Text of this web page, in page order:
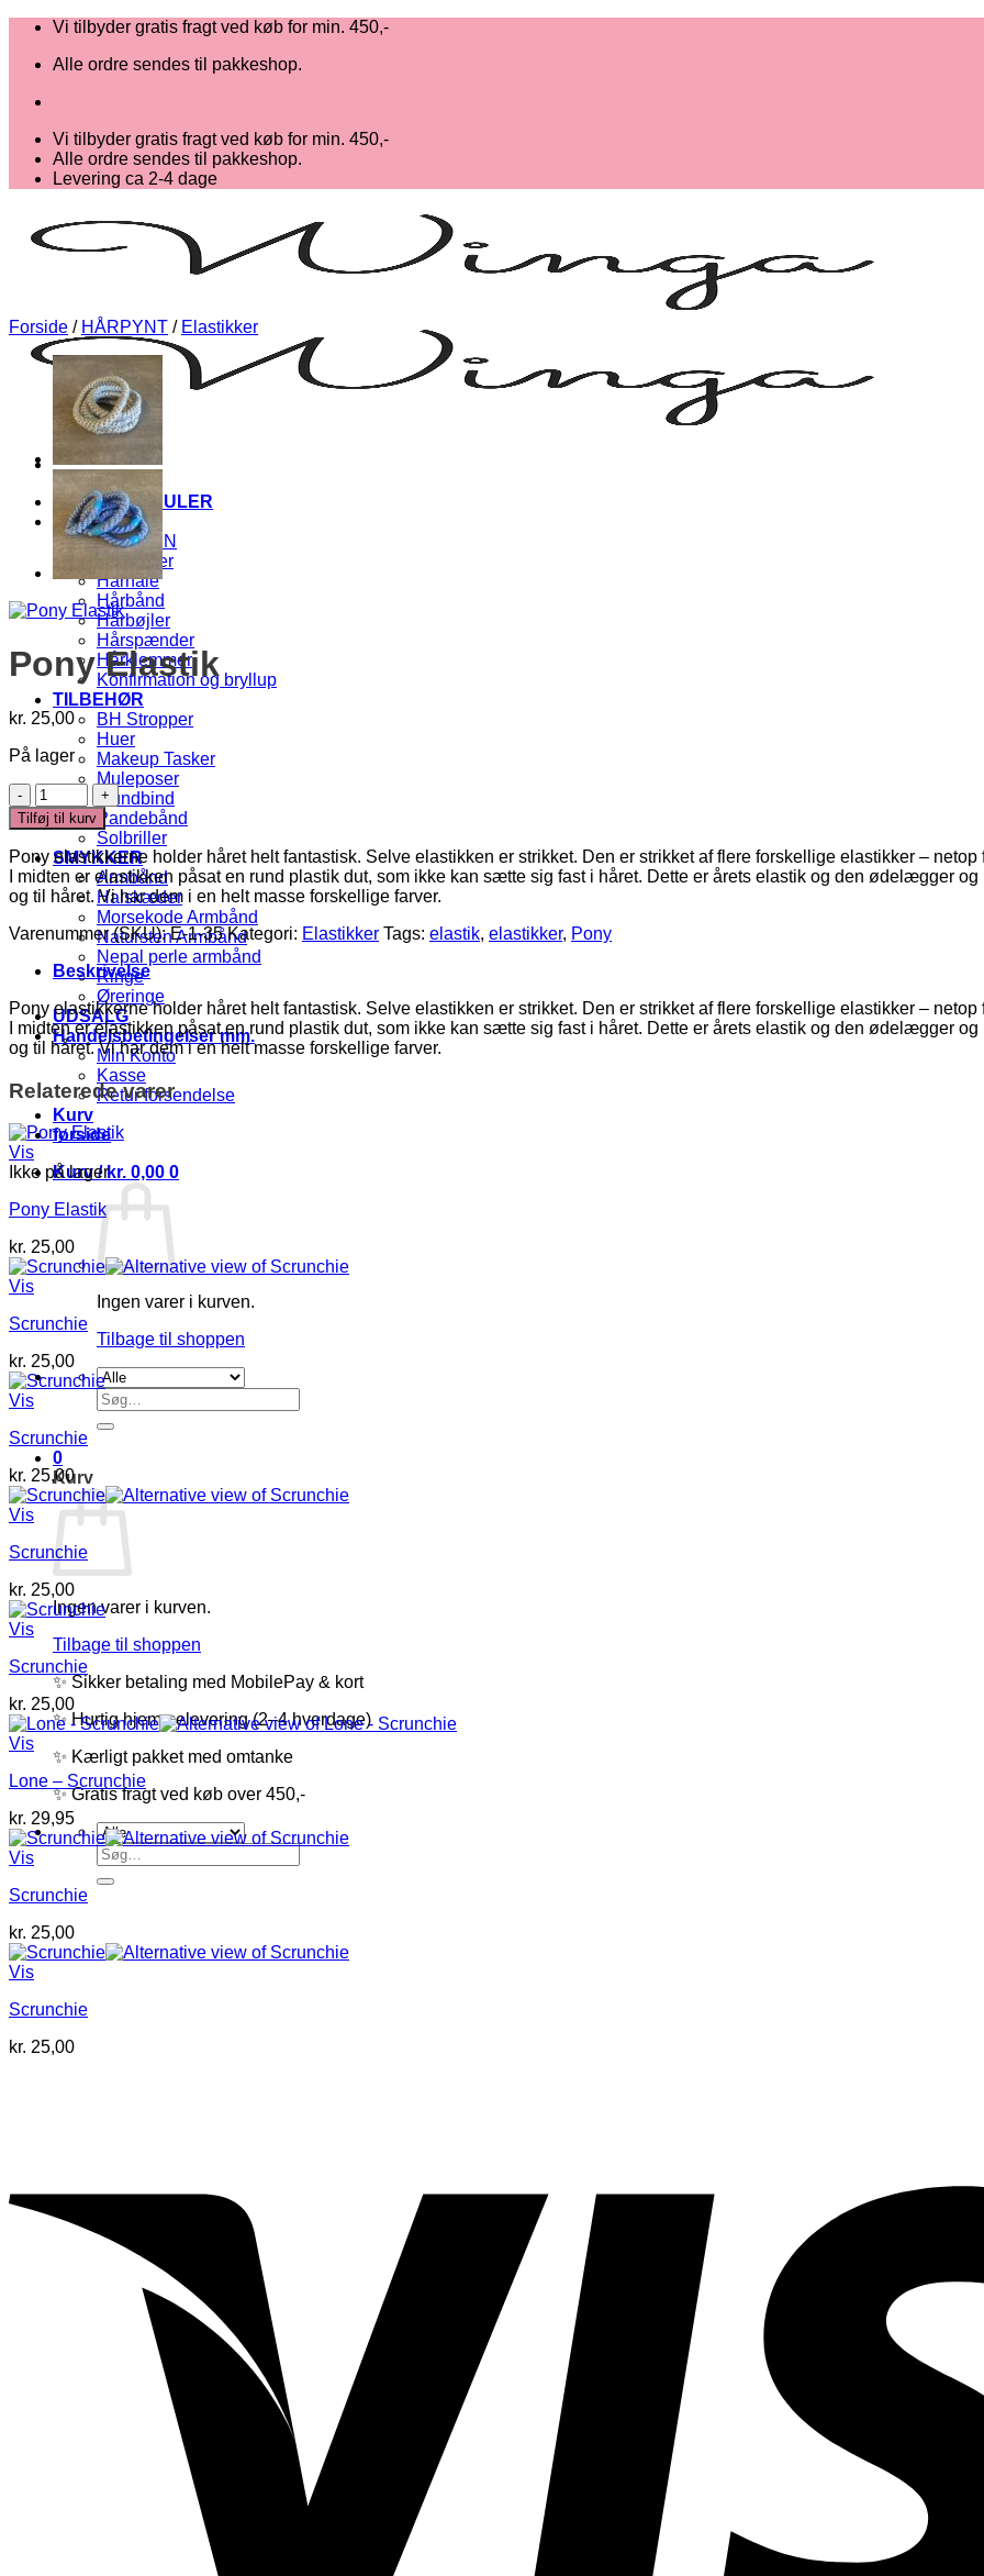
Fortsæt
indhold
Vi tilbyder gratis fragt ved køb for min. 450,-
Alle ordre sendes til pakkeshop.
Vi tilbyder gratis fragt ved køb for min. 450,-
Alle ordre sendes til pakkeshop.
Levering ca 2-4 dage
KNAPPESKJULER
HÅRPYNT
TIL BØRN
Elastikker
Hårnåle
Hårbånd
Hårbøjler
Hårspænder
Hårklemmer
Konfirmation og bryllup
TILBEHØR
BH Stropper
Huer
Makeup Tasker
Muleposer
Mundbind
Pandebånd
Solbriller
SMYKKER
Armbånd
Halskæder
Morsekode Armbånd
Natursten Armbånd
Nepal perle armbånd
Ringe
Øreringe
UDSALG
Handelsbetingelser mm.
Min Konto
Kasse
Retur forsendelse
Kurv
forside
Kurv /kr. 0,00 0
Ingen varer i kurven.
Tilbage til shoppen
Søg
efter:
0
Kurv
Ingen varer i kurven.
Tilbage til shoppen
✨ Sikker betaling med MobilePay & kort
✨ Hurtig hjemmelevering (2–4 hverdage)
✨ Kærligt pakket med omtanke
✨ Gratis fragt ved køb over 450,-
Søg
efter:
Forside / HÅRPYNT / Elastikker
Pony Elastik
kr. 25,00
På lager
Pony
Elastik
antal
Tilføj til kurv
Pony elastikkerne holder håret helt fantastisk. Selve elastikken er strikket. Den er strikket af flere forskellige elastikker –
I midten er elastikken påsat en rund plastik dut, som ikke kan sætte sig fast i håret. Dette er årets elastik og den ødelægger
og til håret. Vi har dem i en helt masse forskellige farver.
Varenummer (SKU):E-1-35 Kategori: Elastikker Tags: elastik, elastikker, Pony
Beskrivelse
Pony elastikkerne holder håret helt fantastisk. Selve elastikken er strikket. Den er strikket af flere forskellige elastikker –
I midten er elastikken påsat en rund plastik dut, som ikke kan sætte sig fast i håret. Dette er årets elastik og den ødelægger
og til håret. Vi har dem i en helt masse forskellige farver.
Relaterede varer
Vis
Ikke på lager
Pony Elastik
kr. 25,00
Vis
Scrunchie
kr. 25,00
Vis
Scrunchie
kr. 25,00
Vis
Scrunchie
kr. 25,00
Vis
Scrunchie
kr. 25,00
Vis
Lone – Scrunchie
kr. 29,95
Vis
Scrunchie
kr. 25,00
Vis
Scrunchie
kr. 25,00